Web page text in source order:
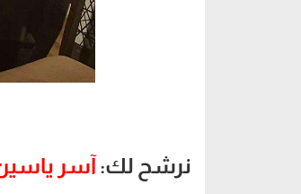
نرشح لك: آسر